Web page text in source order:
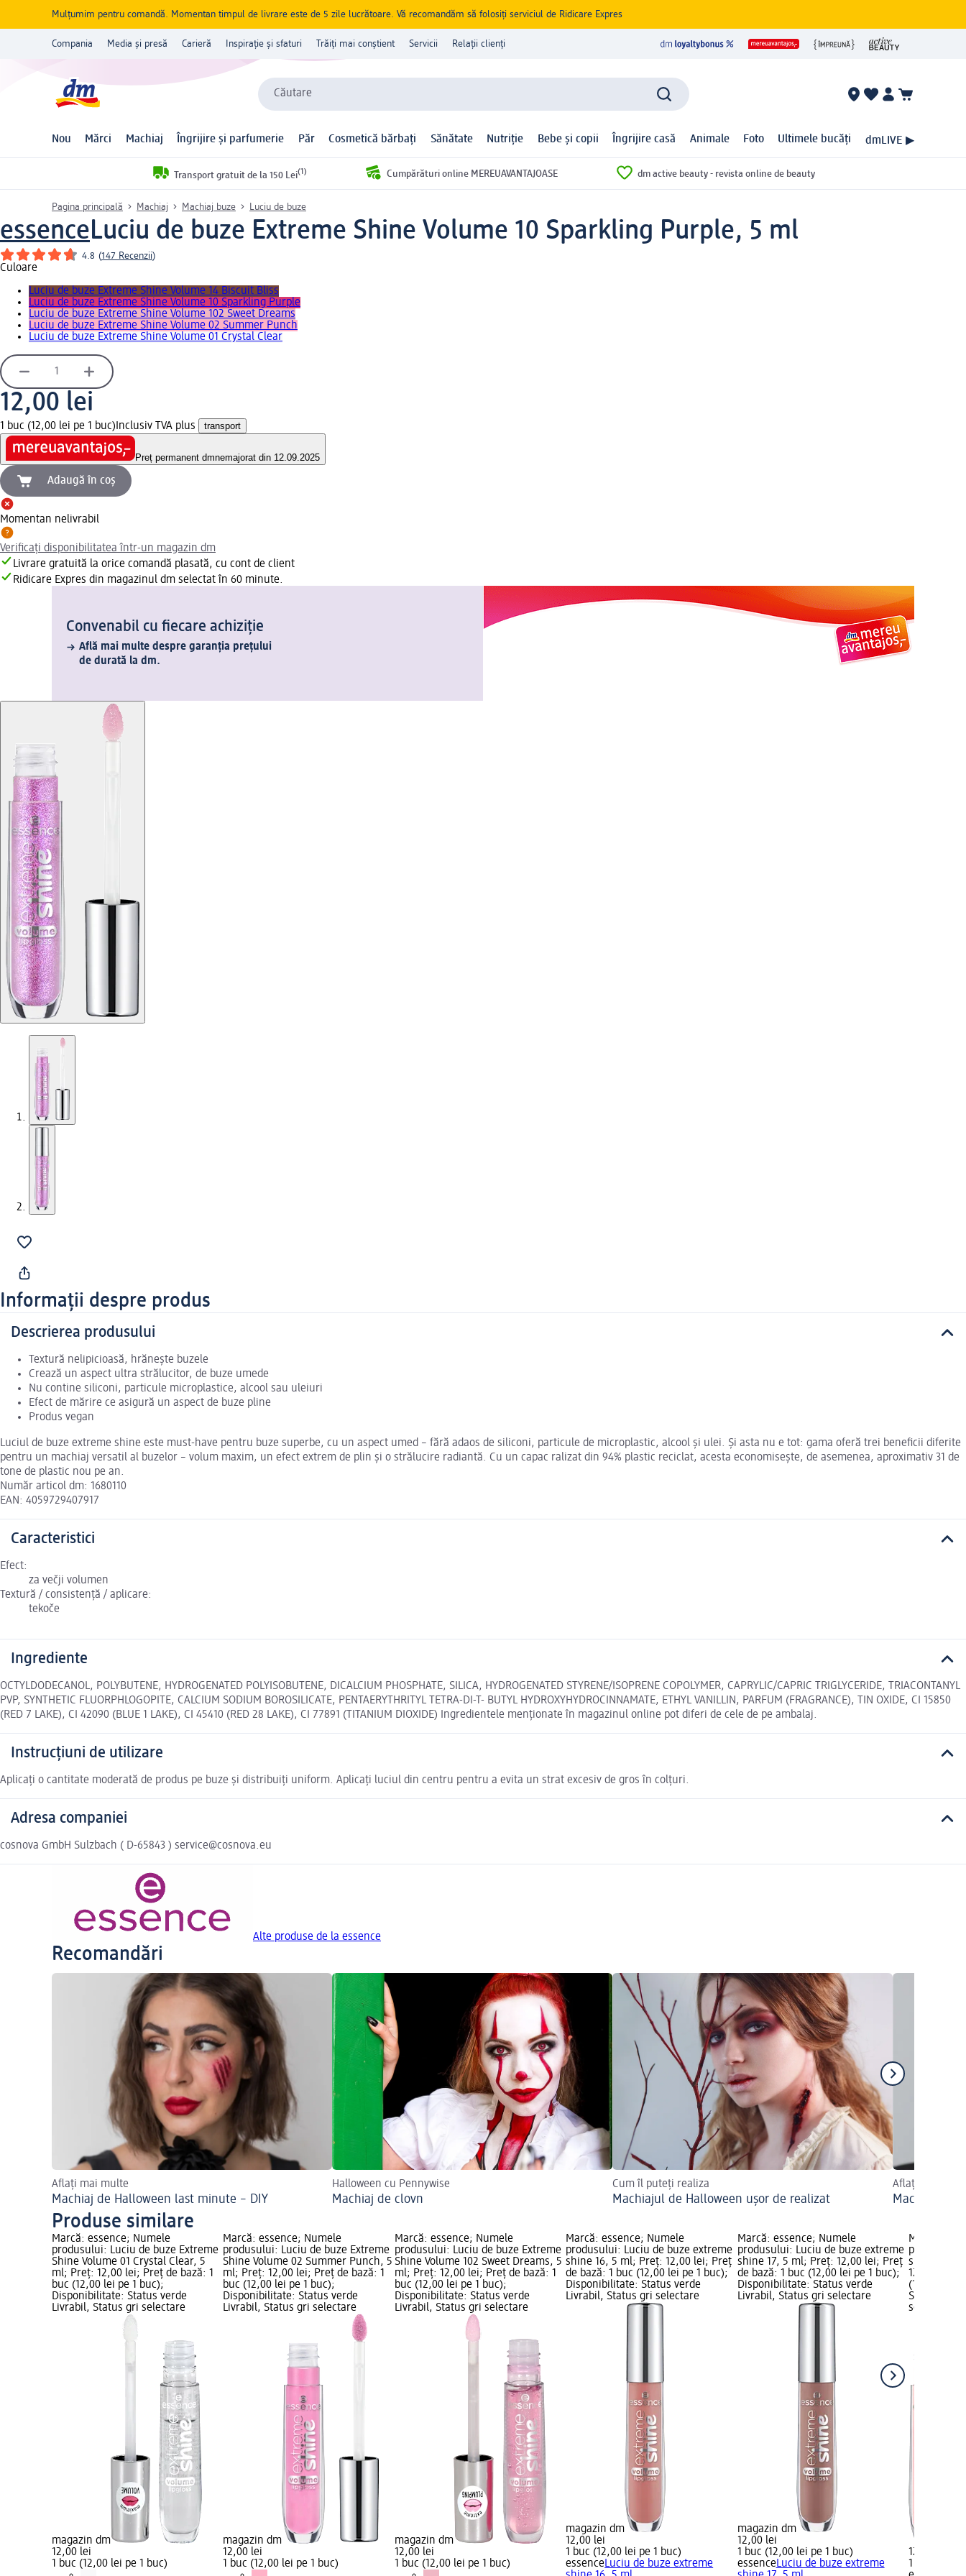
Mulțumim pentru comandă. Momentan timpul de livrare este de 5 zile lucrătoare. Vă recomandăm să folosiți serviciul de Ridicare Expres
Compania Media și presă Carieră Inspirație și sfaturi Trăiți mai conștient Servicii Relații clienți
Căutare
Nou Mărci Machiaj Îngrijire și parfumerie Păr Cosmetică bărbați Sănătate Nutriție Bebe și copii Îngrijire casă Animale Foto Ultimele bucăți dmLIVE ▶
Transport gratuit de la 150 Lei(1) Cumpărături online MEREUAVANTAJOASE dm active beauty - revista online de beauty
Pagina principală Machiaj Machiaj buze Luciu de buze
essenceLuciu de buze Extreme Shine Volume 10 Sparkling Purple, 5 ml
4.8 (147 Recenzii)
Culoare
Luciu de buze Extreme Shine Volume 14 Biscuit Bliss
Luciu de buze Extreme Shine Volume 10 Sparkling Purple
Luciu de buze Extreme Shine Volume 102 Sweet Dreams
Luciu de buze Extreme Shine Volume 02 Summer Punch
Luciu de buze Extreme Shine Volume 01 Crystal Clear
12,00 lei
1 buc (12,00 lei pe 1 buc) Inclusiv TVA plus transport
Preț permanent dmnemajorat din 12.09.2025
Adaugă în coș
Momentan nelivrabil
Verificați disponibilitatea într-un magazin dm
Livrare gratuită la orice comandă plasată, cu cont de client
Ridicare Expres din magazinul dm selectat în 60 minute.
Convenabil cu fiecare achiziție
Află mai multe despre garanția prețului
de durată la dm.
Informații despre produs
Descrierea produsului
Textură nelipicioasă, hrănește buzele
Crează un aspect ultra strălucitor, de buze umede
Nu contine siliconi, particule microplastice, alcool sau uleiuri
Efect de mărire ce asigură un aspect de buze pline
Produs vegan
Luciul de buze extreme shine este must-have pentru buze superbe, cu un aspect umed – fără adaos de siliconi, particule de microplastic, alcool și ulei. Și asta nu e tot: gama oferă trei beneficii diferite
pentru un machiaj versatil al buzelor – volum maxim, un efect extrem de plin și o strălucire radiantă. Cu un capac ralizat din 94% plastic reciclat, acesta economisește, de asemenea, aproximativ 31 de
tone de plastic nou pe an.
Număr articol dm: 1680110
EAN: 4059729407917
Caracteristici
Efect:
za večji volumen
Textură / consistență / aplicare:
tekoče
Ingrediente
OCTYLDODECANOL, POLYBUTENE, HYDROGENATED POLYISOBUTENE, DICALCIUM PHOSPHATE, SILICA, HYDROGENATED STYRENE/ISOPRENE COPOLYMER, CAPRYLIC/CAPRIC TRIGLYCERIDE, TRIACONTANYL
PVP, SYNTHETIC FLUORPHLOGOPITE, CALCIUM SODIUM BOROSILICATE, PENTAERYTHRITYL TETRA-DI-T- BUTYL HYDROXYHYDROCINNAMATE, ETHYL VANILLIN, PARFUM (FRAGRANCE), TIN OXIDE, CI 15850
(RED 7 LAKE), CI 42090 (BLUE 1 LAKE), CI 45410 (RED 28 LAKE), CI 77891 (TITANIUM DIOXIDE) Ingredientele menționate în magazinul online pot diferi de cele de pe ambalaj.
Instrucțiuni de utilizare
Aplicați o cantitate moderată de produs pe buze și distribuiți uniform. Aplicați luciul din centru pentru a evita un strat excesiv de gros în colțuri.
Adresa companiei
cosnova GmbH Sulzbach ( D-65843 ) service@cosnova.eu
Alte produse de la essence
Recomandări
Aflați mai multe
Machiaj de Halloween last minute – DIY
Halloween cu Pennywise
Machiaj de clovn
Cum îl puteți realiza
Machiajul de Halloween ușor de realizat
Aflați mai
Machiaj de
Produse similare
Marcă: essence; Numele
produsului: Luciu de buze Extreme
Shine Volume 01 Crystal Clear, 5
ml; Preț: 12,00 lei; Preț de bază: 1
buc (12,00 lei pe 1 buc);
Disponibilitate: Status verde
Livrabil, Status gri selectare
magazin dm
12,00 lei
1 buc (12,00 lei pe 1 buc)
Marcă: essence; Numele
produsului: Luciu de buze Extreme
Shine Volume 02 Summer Punch, 5
ml; Preț: 12,00 lei; Preț de bază: 1
buc (12,00 lei pe 1 buc);
Disponibilitate: Status verde
Livrabil, Status gri selectare
magazin dm
12,00 lei
1 buc (12,00 lei pe 1 buc)
Marcă: essence; Numele
produsului: Luciu de buze Extreme
Shine Volume 102 Sweet Dreams, 5
ml; Preț: 12,00 lei; Preț de bază: 1
buc (12,00 lei pe 1 buc);
Disponibilitate: Status verde
Livrabil, Status gri selectare
magazin dm
12,00 lei
1 buc (12,00 lei pe 1 buc)
Marcă: essence; Numele
produsului: Luciu de buze extreme
shine 16, 5 ml; Preț: 12,00 lei; Preț
de bază: 1 buc (12,00 lei pe 1 buc);
Disponibilitate: Status verde
Livrabil, Status gri selectare
magazin dm
12,00 lei
1 buc (12,00 lei pe 1 buc)
essenceLuciu de buze extreme
Marcă: essence; Numele
produsului: Luciu de buze extreme
shine 17, 5 ml; Preț: 12,00 lei; Preț
de bază: 1 buc (12,00 lei pe 1 buc);
Disponibilitate: Status verde
Livrabil, Status gri selectare
magazin dm
12,00 lei
1 buc (12,00 lei pe 1 buc)
essenceLuciu de buze extreme
Marcă:
produsului:
shine
12,00 lei;
(12,00 lei
Status
selectare
12,00 lei
1 buc